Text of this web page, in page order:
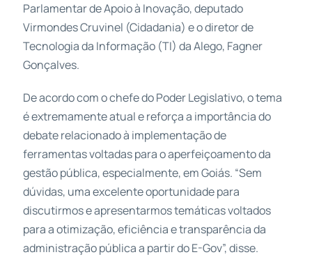
Parlamentar de Apoio à Inovação, deputado
Virmondes Cruvinel (Cidadania) e o diretor de
Tecnologia da Informação (TI) da Alego, Fagner
Gonçalves.
De acordo com o chefe do Poder Legislativo, o tema
é extremamente atual e reforça a importância do
debate relacionado à implementação de
ferramentas voltadas para o aperfeiçoamento da
gestão pública, especialmente, em Goiás. “Sem
dúvidas, uma excelente oportunidade para
discutirmos e apresentarmos temáticas voltados
para a otimização, eficiência e transparência da
administração pública a partir do E-Gov”, disse.